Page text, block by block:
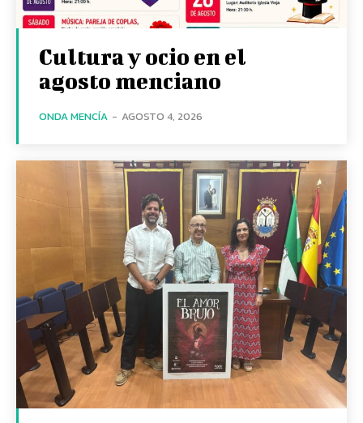
Cultura y ocio en el
agosto menciano
ONDA MENCÍA - AGOSTO 4, 2026